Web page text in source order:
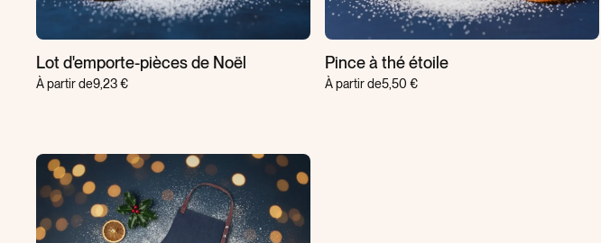
Lot d'emporte-pièces de Noël
À partir de9,23 €
Pince à thé étoile
À partir de5,50 €